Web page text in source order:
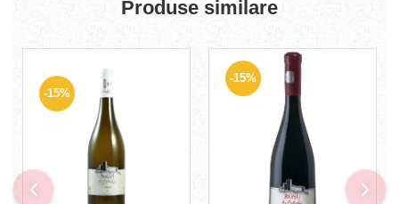
Produse similare
-15%
-15%